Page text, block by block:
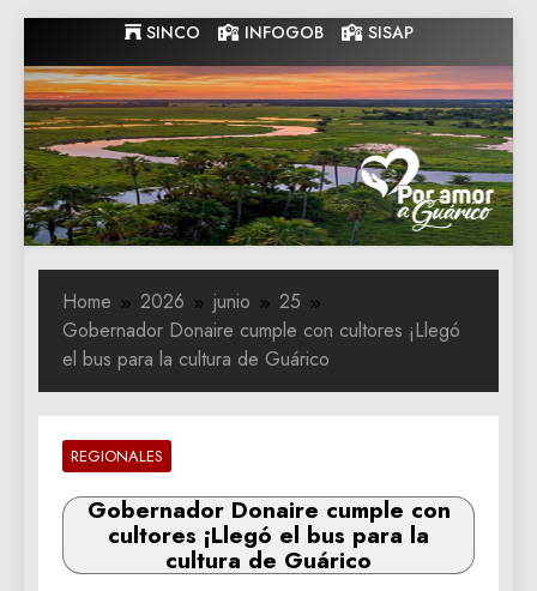
to
content
SINCO INFOGOB SISAP
Gobernacion
de Guarico
Gobernacion de Guarico
Home 2026 junio
25
Gobernador Donaire cumple con cultores ¡Llegó
el bus para la cultura de Guárico
REGIONALES
Gobernador Donaire cumple con
cultores ¡Llegó el bus para la
cultura de Guárico